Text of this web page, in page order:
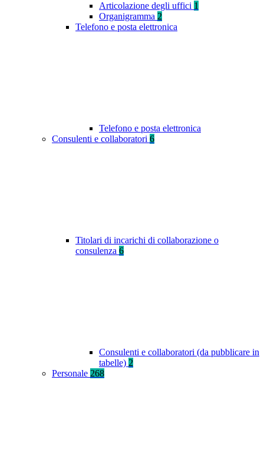
Articolazione degli uffici 1
Organigramma 2
Telefono e posta elettronica
Telefono e posta elettronica
Consulenti e collaboratori 6
Titolari di incarichi di collaborazione o
consulenza 6
Consulenti e collaboratori (da pubblicare in
tabelle) 2
Personale 268